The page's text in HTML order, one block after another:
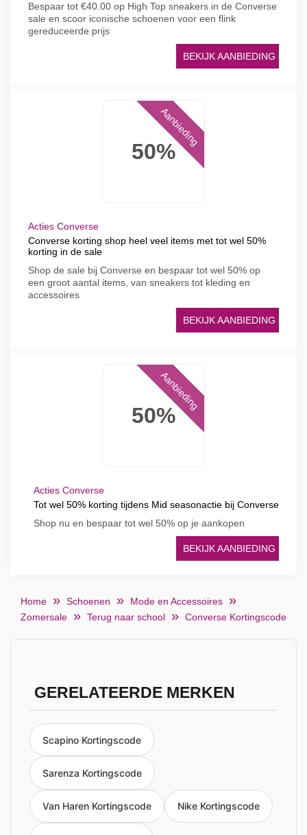
Bespaar tot €40.00 op High Top sneakers in de Converse
sale en scoor iconische schoenen voor een flink
gereduceerde prijs
BEKIJK AANBIEDING
50%
Aanbieding
Acties Converse
Converse korting shop heel veel items met tot wel 50%
korting in de sale
Shop de sale bij Converse en bespaar tot wel 50% op
een groot aantal items, van sneakers tot kleding en
accessoires
BEKIJK AANBIEDING
50%
Aanbieding
Acties Converse
Tot wel 50% korting tijdens Mid seasonactie bij Converse
Shop nu en bespaar tot wel 50% op je aankopen
BEKIJK AANBIEDING
Home Schoenen
Mode en Accessoires
Zomersale
Terug naar school Converse Kortingscode
GERELATEERDE MERKEN
Scapino Kortingscode
Sarenza Kortingscode
Van Haren Kortingscode Nike Kortingscode